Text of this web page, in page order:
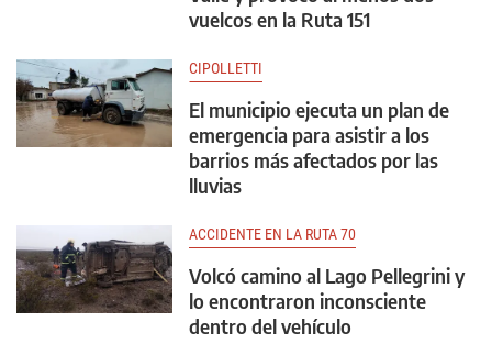
vuelcos en la Ruta 151
CIPOLLETTI
El municipio ejecuta un plan de
emergencia para asistir a los
barrios más afectados por las
lluvias
ACCIDENTE EN LA RUTA 70
Volcó camino al Lago Pellegrini y
lo encontraron inconsciente
dentro del vehículo